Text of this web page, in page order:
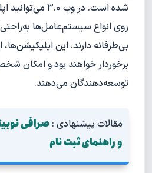
شده است. در وب
روی انواع سیستم‌عامل‌ها
بی‌طرفانه دارند. این اپلیکیشن‌ها،
برخوردار خواهند بود و امکان
توسعه‌دهندگان می‌دهند.
مقالات پیشنهادی : صرافی
و راهنمای ثبت نام